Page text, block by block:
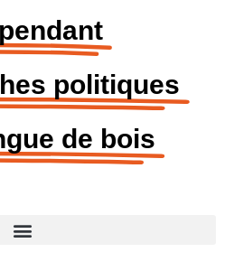
politiques
de bois